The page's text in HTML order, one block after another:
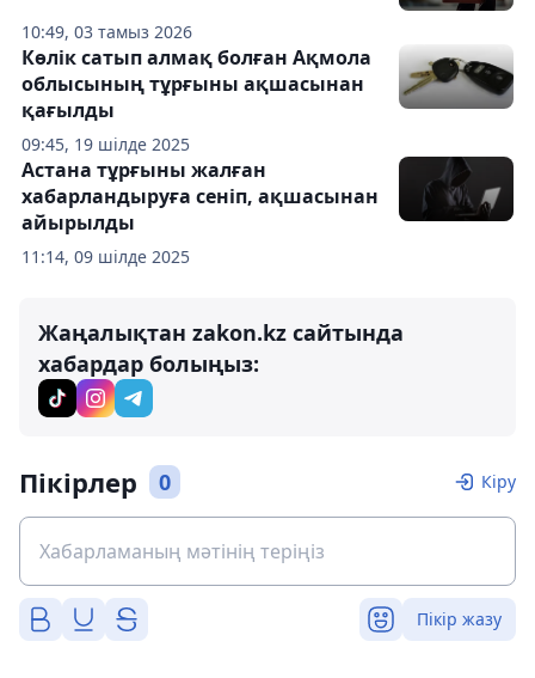
10:49, 03 тамыз 2026
09:45, 19 шілде 2025
Көлік сатып алмақ болған Ақмола
облысының тұрғыны ақшасынан
қағылды
11:14, 09 шілде 2025
Астана тұрғыны жалған
хабарландыруға сеніп, ақшасынан
айырылды
Жаңалықтан zakon.kz сайтында
хабардар болыңыз:
Пікірлер 0 Кіру
Пікір жазу